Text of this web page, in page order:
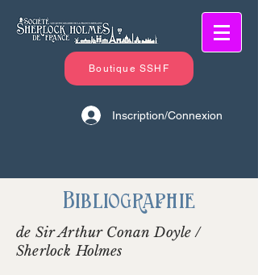
Boutique SSHF
Inscription/Connexion
Bibliographie
de Sir Arthur Conan Doyle /
Sherlock Holmes